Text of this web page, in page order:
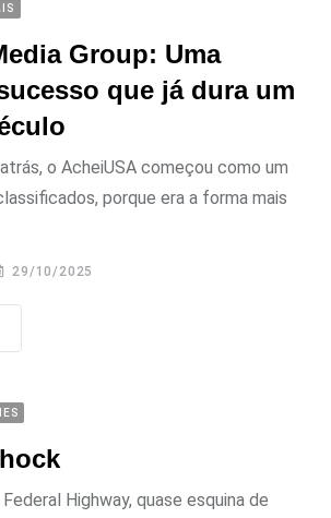
Group: Uma
que já dura um
o AcheiUSA começou como um
porque era a forma mais
29/10/2025
Highway, quase esquina de